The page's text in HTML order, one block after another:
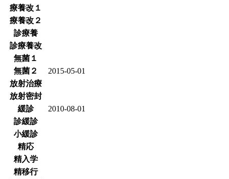
療養改１
療養改２
診療養
診療養改
無菌１
無菌２
2015-05-01
放射治療
放射密封
緩診
2010-08-01
診緩診
小緩診
精応
精入学
精移行